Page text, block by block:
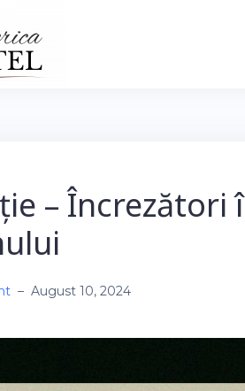
– Încrezători
– August 10, 2024